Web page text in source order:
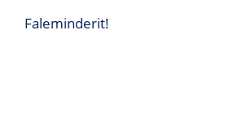
Faleminderit!